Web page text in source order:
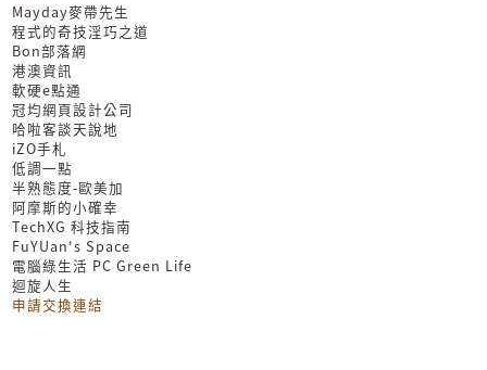
Mayday麥帶先生
程式的奇技淫巧之道
Bon部落網
港澳資訊
軟硬e點通
冠均網頁設計公司
哈啦客談天說地
iZO手札
低調一點
半熟態度-歐美加
阿摩斯的小確幸
TechXG 科技指南
FuYUan's Space
電腦綠生活 PC Green Life
迴旋人生
申請交換連結